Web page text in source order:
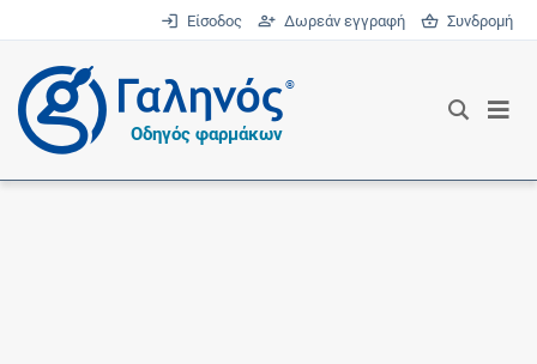
Είσοδος Δωρεάν εγγραφή Συνδρομή
®
Οδηγός φαρμάκων